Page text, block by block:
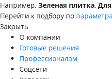
Например, Зеленая плитка,
Перейти к подбору по
Закрыть
О компании
Готовые решения
Профессионалам
Соцсети